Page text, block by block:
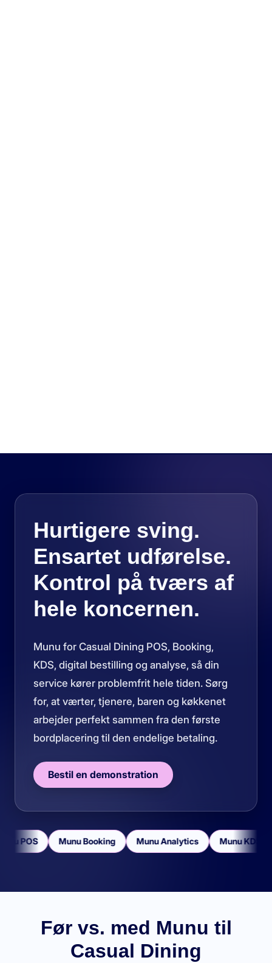
Hurtigere sving.
Ensartet udførelse.
Kontrol på tværs af
hele koncernen.
Munu for Casual Dining POS, Booking,
KDS, digital bestilling og analyse, så din
service kører problemfrit hele tiden. Sørg
for, at værter, tjenere, baren og køkkenet
arbejder perfekt sammen fra den første
bordplacering til den endelige betaling.
Bestil en demonstration
POS Munu Booking Munu Analytics Munu KDS
Før vs. med Munu til
Casual Dining